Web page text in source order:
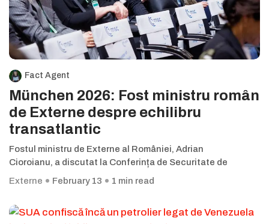
Fact Agent
München 2026: Fost ministru român
de Externe despre echilibru
transatlantic
Fostul ministru de Externe al României, Adrian
Cioroianu, a discutat la Conferința de Securitate de
Externe
February 13 1 min read